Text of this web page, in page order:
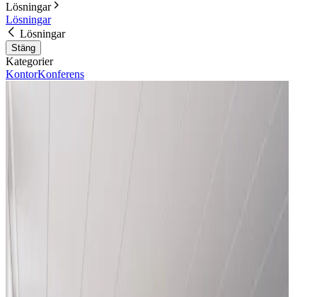
Lösningar
Lösningar
Lösningar
Stäng
Kategorier
KontorKonferens